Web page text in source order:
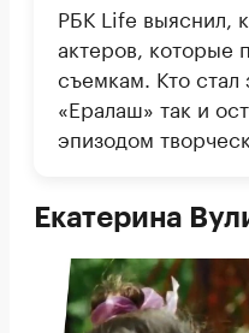
РБК Life выяснил,
актеров, которые
съемкам. Кто стал
«Ералаш» так и
эпизодом
Екатерина